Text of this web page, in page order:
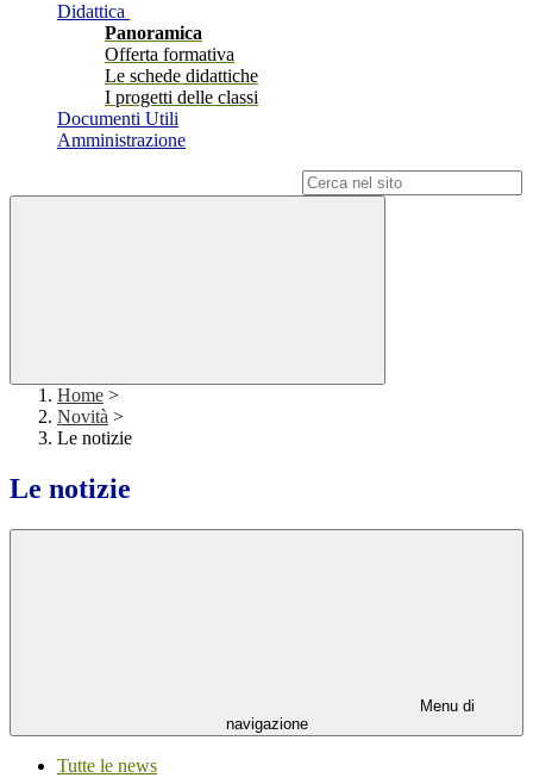
Didattica
Panoramica
Offerta formativa
Le schede didattiche
I progetti delle classi
Documenti Utili
Amministrazione
Home >
Novità >
Le notizie
Le notizie
Menu di
navigazione
Tutte le news